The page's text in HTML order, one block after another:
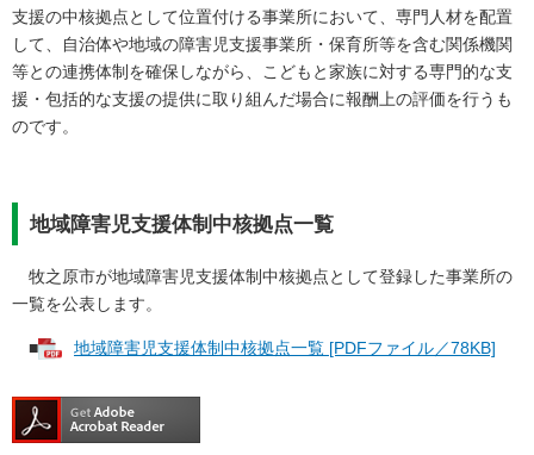
支援の中核拠点として位置付ける事業所において、専門人材を配置
して、自治体や地域の障害児支援事業所・保育所等を含む関係機関
等との連携体制を確保しながら、こどもと家族に対する専門的な支
援・包括的な支援の提供に取り組んだ場合に報酬上の評価を行うも
のです。
地域障害児支援体制中核拠点一覧
牧之原市が地域障害児支援体制中核拠点として登録した事業所の
一覧を公表します。
■ 地域障害児支援体制中核拠点一覧 [PDFファイル／78KB]